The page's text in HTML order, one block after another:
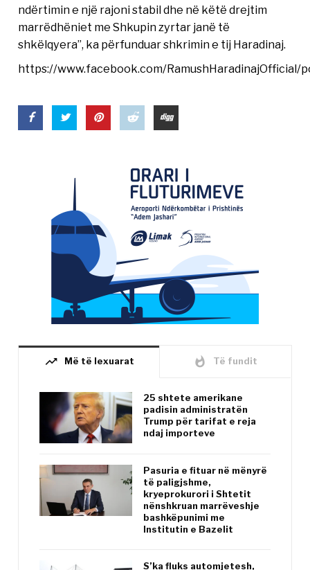
ndërtimin e një rajoni stabil dhe në këtë drejtim
marrëdhëniet me Shkupin zyrtar janë të
shkëlqyera”, ka përfunduar shkrimin e tij Haradinaj.
https://www.facebook.com/RamushHaradinajOfficial/
trending_up Më të lexuarat whatshot Të fundit
25 shtete amerikane
padisin administratën
Trump për tarifat e reja
ndaj importeve
Pasuria e fituar në mënyrë
të paligjshme,
kryeprokurori i Shtetit
nënshkruan marrëveshje
bashkëpunimi me
Institutin e Bazelit
S’ka fluks automjetesh,